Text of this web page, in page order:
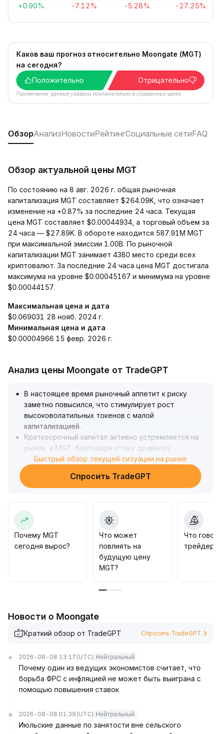
+0.90% -7.12% -5.28% -27.25%
Каков ваш прогноз относительно Moongate (MGT)
на сегодня?
Положительно
Отрицательно
Примечание: данные указаны исключительно в справочных целях.
ОбзорАнализНовостиРейтингСоциальные сетиFAQ
Обзор актуальной цены MGT
По состоянию на 8 авг. 2026 г. общая рыночная
капитализация MGT составляет $264.09K, что означает
изменение на +0.87% за последние 24 часа. Текущая
цена MGT составляет $0.00044934, а торговый объем за
24 часа — $27.89K. В обороте находится 587.91M MGT
при максимальной эмиссии 1.00B. По рыночной
капитализации MGT занимает 4380 место среди всех
криптовалют. За последние 24 часа цена MGT достигала
максимума на уровне $0.00045167 и минимума на уровне
$0.00044157.
Максимальная цена и дата
$0.069031 28 нояб. 2024 г.
Минимальная цена и дата
$0.00004966 15 февр. 2026 г.
Анализ цены Moongate от TradeGPT
В настоящее время рыночный аппетит к риску
заметно повысился, что стимулирует рост
высоковолатильных токенов с малой
капитализацией.
Краткосрочный капитал активно устремляется на
рынок, и MGT, благодаря этому драйверу,
получает возможность для фазового повышения
С технической точки зрения явные сигналы
отсутствуют, поэтому инвесторам рекомендуется
(ориентировочные уровни: краткосрочное
сопротивление при откате до 10% и сильная зона
сопротивления при пробое вверх на 20%)
Входить в позицию стоит только после
подтверждения устойчивости рынка и
эффективного пробоя для контроля рисков и
Быстрый обзор текущей ситуации на рынке
Спросить TradeGPT
Почему MGT
сегодня вырос?
Что может
повлиять на
будущую цену
MGT?
Что
трейдеры
Новости о Moongate
Краткий обзор от TradeGPT Спросить TradeGPT
2026-08-08 13:17 (UTC) Нейтральный
Почему один из ведущих экономистов считает, что
борьба ФРС с инфляцией не может быть выиграна с
помощью повышения ставок
2026-08-08 01:39 (UTC) Нейтральный
Июльские данные по занятости вне сельского